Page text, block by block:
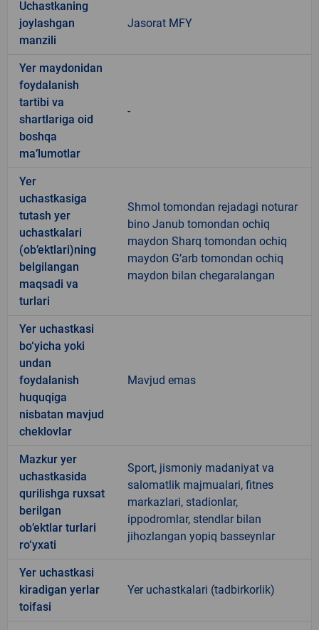
Uchastkaning
joylashgan
manzili
Jasorat MFY
Yer maydonidan
foydalanish
tartibi va
shartlariga oid
boshqa
ma’lumotlar
-
Yer
uchastkasiga
tutash yer
uchastkalari
(ob’ektlari)ning
belgilangan
maqsadi va
turlari
Shmol tomondan rejadagi noturar
bino Janub tomondan ochiq
maydon Sharq tomondan ochiq
maydon G’arb tomondan ochiq
maydon bilan chegaralangan
Yer uchastkasi
bo‘yicha yoki
undan
foydalanish
huquqiga
nisbatan mavjud
cheklovlar
Mavjud emas
Mazkur yer
uchastkasida
qurilishga ruxsat
berilgan
ob’ektlar turlari
ro‘yxati
Sport, jismoniy madaniyat va
salomatlik majmualari, fitnes
markazlari, stadionlar,
ippodromlar, stendlar bilan
jihozlangan yopiq basseynlar
Yer uchastkasi
kiradigan yerlar
toifasi
Yer uchastkalari (tadbirkorlik)